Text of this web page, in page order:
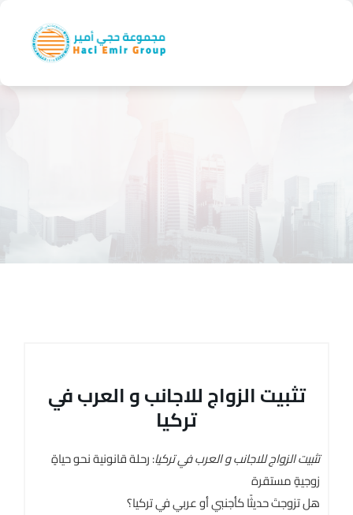
تثبيت الزواج للاجانب و العرب في
تركيا
تثبيت الزواج للاجانب و العرب في تركيا: رحلة قانونية نحو حياةٍ
زوجيةٍ مستقرة
هل تزوجتَ حديثًا كأجنبي أو عربي في تركيا؟